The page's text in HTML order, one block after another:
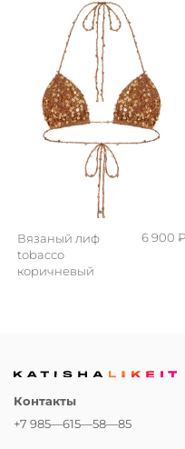
Вязаный лиф
tobacco
коричневый
6 900 ₽
Контакты
+7 985—615—58—85